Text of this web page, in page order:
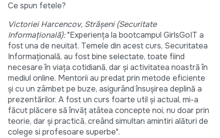
Ce spun fetele?
Victoriei Harcencov, Strășeni (Securitate
Informațională):"Experiența la bootcampul GirlsGoIT a
fost una de neuitat. Temele din acest curs, Securitatea
Informațională, au fost bine selectate, toate fiind
necesare în viața cotidiană, dar și activitatea noastră în
mediul online. Mentorii au predat prin metode eficiente
şi cu un zâmbet pe buze, asigurând însușirea deplină a
prezentărilor. A fost un curs foarte util şi actual, mi-a
făcut plăcere să învăț atâtea concepte noi, nu doar prin
teorie, dar și practică, creând simultan amintiri alături de
colege si profesoare superbe".